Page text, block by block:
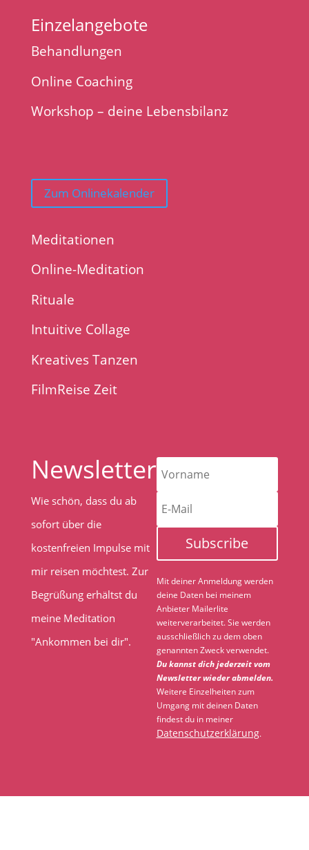
Einzelangebote
Behandlungen
Online Coaching
Workshop – deine Lebensbilanz
Zum Onlinekalender
Meditationen
Online-Meditation
Rituale
Intuitive Collage
Kreatives Tanzen
FilmReise Zeit
Newsletter
Wie schön, dass du ab
sofort über die
kostenfreien Impulse mit
mir reisen möchtest. Zur
Begrüßung erhältst du
meine Meditation
"Ankommen bei dir".
Subscribe
Mit deiner Anmeldung werden
deine Daten bei meinem
Anbieter Mailerlite
weiterverarbeitet. Sie werden
ausschließlich zu dem oben
genannten Zweck verwendet.
Du kannst dich jederzeit vom
Newsletter wieder abmelden.
Weitere Einzelheiten zum
Umgang mit deinen Daten
findest du in meiner
Datenschutzerklärung.